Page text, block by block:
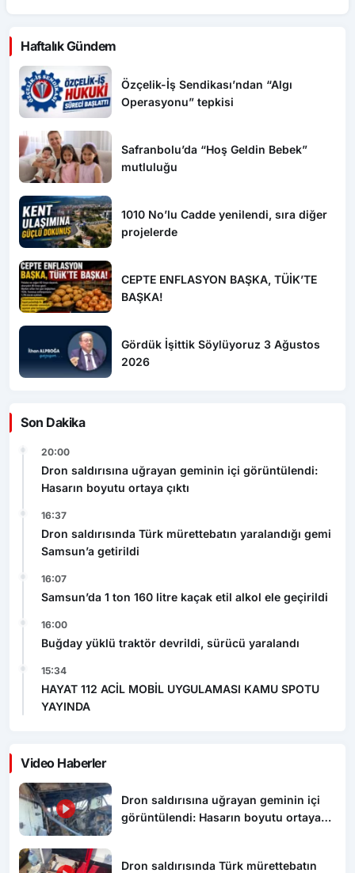
Haftalık Gündem
Özçelik-İş Sendikası’ndan “Algı
Operasyonu” tepkisi
Safranbolu’da “Hoş Geldin Bebek”
mutluluğu
1010 No’lu Cadde yenilendi, sıra diğer
projelerde
CEPTE ENFLASYON BAŞKA, TÜİK’TE
BAŞKA!
Gördük İşittik Söylüyoruz 3 Ağustos
2026
Son Dakika
20:00
Dron saldırısına uğrayan geminin içi görüntülendi:
Hasarın boyutu ortaya çıktı
16:37
Dron saldırısında Türk mürettebatın yaralandığı gemi
Samsun’a getirildi
16:07
Samsun’da 1 ton 160 litre kaçak etil alkol ele geçirildi
16:00
Buğday yüklü traktör devrildi, sürücü yaralandı
15:34
HAYAT 112 ACİL MOBİL UYGULAMASI KAMU SPOTU
YAYINDA
Video Haberler
Dron saldırısına uğrayan geminin içi
görüntülendi: Hasarın boyutu ortaya
Dron saldırısında Türk mürettebatın